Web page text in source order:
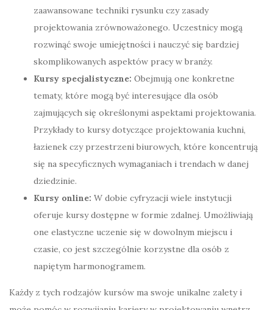
zaawansowane techniki rysunku czy zasady
projektowania zrównoważonego. Uczestnicy mogą
rozwinąć swoje umiejętności i nauczyć się bardziej
skomplikowanych aspektów pracy w branży.
Kursy specjalistyczne: Obejmują one konkretne
tematy, które mogą być interesujące dla osób
zajmujących się określonymi aspektami projektowania.
Przykłady to kursy dotyczące projektowania kuchni,
łazienek czy przestrzeni biurowych, które koncentrują
się na specyficznych wymaganiach i trendach w danej
dziedzinie.
Kursy online: W dobie cyfryzacji wiele instytucji
oferuje kursy dostępne w formie zdalnej. Umożliwiają
one elastyczne uczenie się w dowolnym miejscu i
czasie, co jest szczególnie korzystne dla osób z
napiętym harmonogramem.
Każdy z tych rodzajów kursów ma swoje unikalne zalety i